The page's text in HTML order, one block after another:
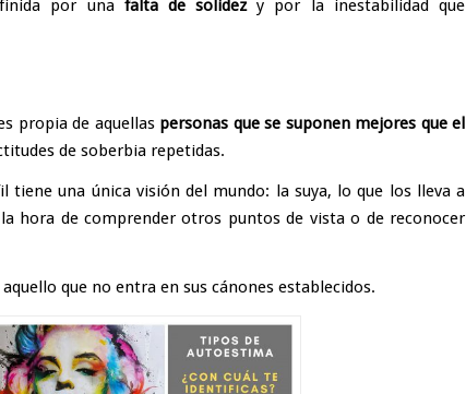
por una falta de solidezy por la inestabilidad que
propia de aquellaspersonas que se suponen mejores que el
de soberbia repetidas.
tiene una única visión del mundo: la suya, lo que los lleva a
hora de comprender otros puntos de vista o de reconocer
que no entra en sus cánones establecidos.